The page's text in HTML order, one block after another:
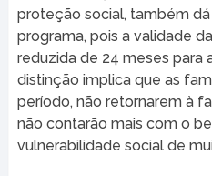
proteção social, também
programa, pois a validade
reduzida de 24 meses para
distinção implica que as
período, não retornarem à
não contarão mais com o
vulnerabilidade social de